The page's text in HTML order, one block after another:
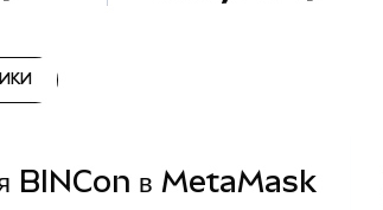
BINCon в MetaMask